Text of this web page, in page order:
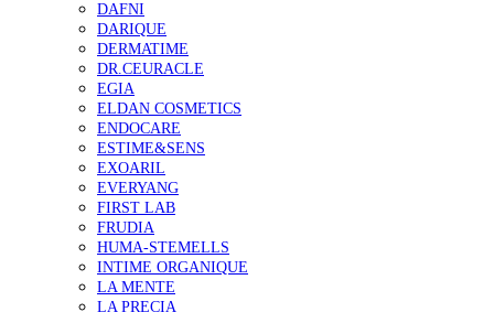
DAFNI
DARIQUE
DERMATIME
DR.CEURACLE
EGIA
ELDAN COSMETICS
ENDOCARE
ESTIME&SENS
EXOARIL
EVERYANG
FIRST LAB
FRUDIA
HUMA-STEMELLS
INTIME ORGANIQUE
LA MENTE
LA PRECIA